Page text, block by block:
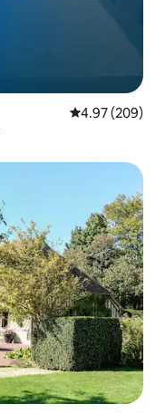
औसत रेटिंग 5 में से
4.97 (209)